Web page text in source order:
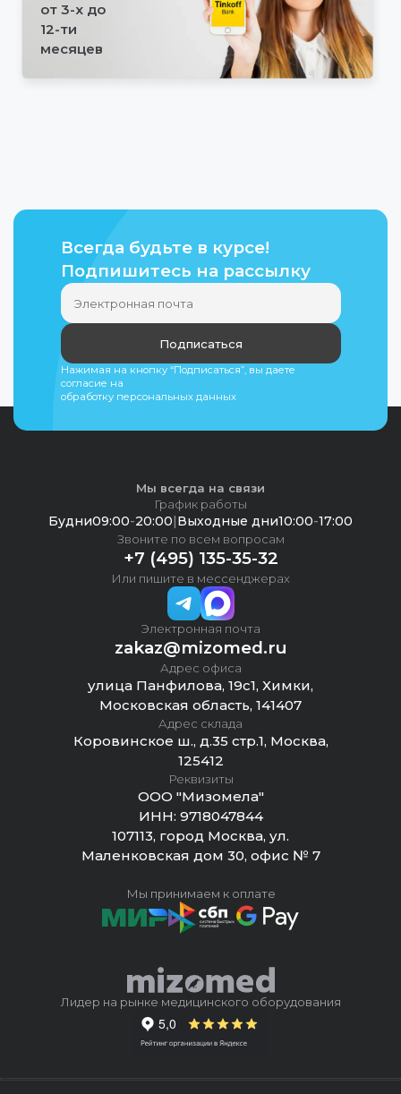
от 3-х до
12-ти
месяцев
Всегда будьте в курсе!
Подпишитесь на рассылку
Подписаться
Нажимая на кнопку “Подписаться”, вы даете
согласие на
обработку персональных данных
Мы всегда на связи
График работы
Будни09:00-20:00 Выходные дни10:00-17:00
Звоните по всем вопросам
+7 (495) 135-35-32
Или пишите в мессенджерах
Электронная почта
zakaz@mizomed.ru
Адрес офиса
улица Панфилова, 19с1, Химки,
Московская область, 141407
Адрес склада
Коровинское ш., д.35 стр.1, Москва,
125412
Реквизиты
ООО "Мизомела"
ИНН: 9718047844
107113, город Москва, ул.
Маленковская дом 30, офис № 7
Лидер на рынке медицинского оборудования
Мы принимаем к оплате